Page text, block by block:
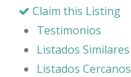
Claim this Listing
Testimonios
Listados Similares
Listados Cercanos